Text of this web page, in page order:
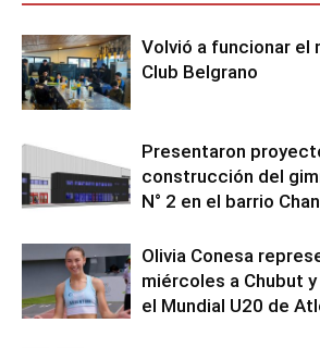
Volvió a funcionar el
Club Belgrano
Presentaron
construcción del
N° 2 en el barrio
Olivia Conesa
miércoles a Chubut
el Mundial U20 de